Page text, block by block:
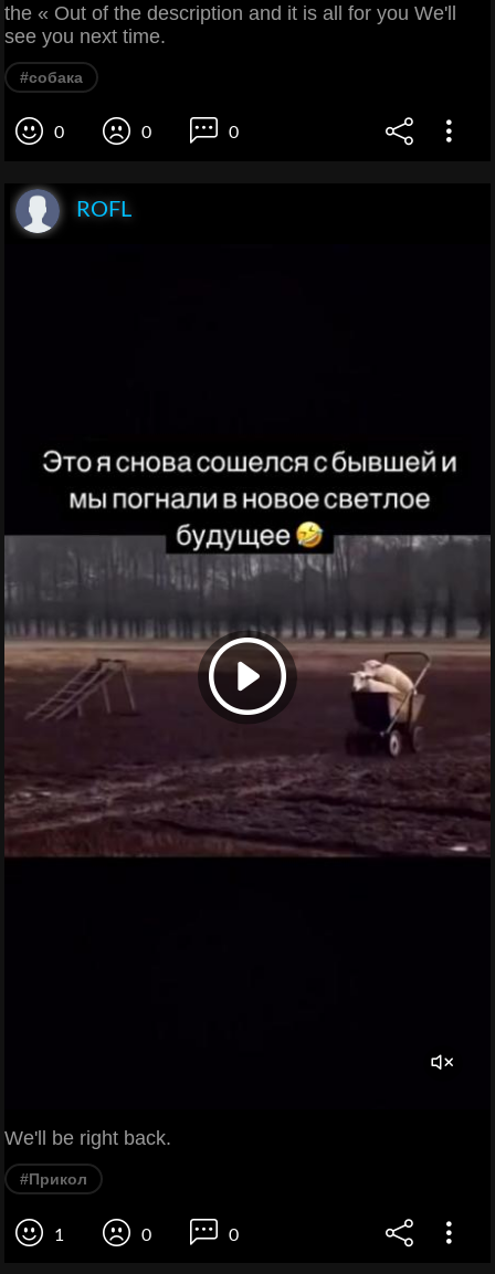
the « Out of the description and it is all for you We'll
see you next time.
#собака
0 0 0
ROFL
We'll be right back.
#Прикол
1 0 0